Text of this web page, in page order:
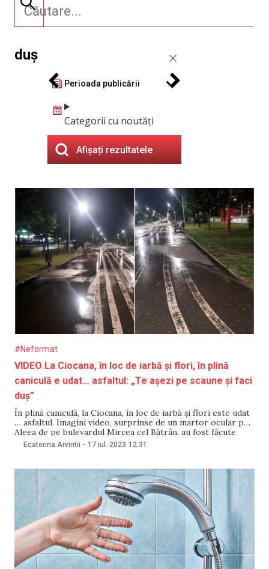
duș
Perioada publicării
Categorii cu noutăți
Afișați rezultatele
#Neformat
VIDEO La Ciocana, în loc de iarbă și flori, în plină
caniculă e udat… asfaltul: „Te așezi pe scaune și faci
duș”
În plină caniculă, la Ciocana, în loc de iarbă și flori este udat
… asfaltul. Imagini video, surprinse de un martor ocular pe
Aleea de pe bulevardul Mircea cel Bătrân, au fost făcute
publice pe rețelele de socializare. Postare a stârnit discuții
Ecaterina Arvintii - 17 iul. 2023 12:31